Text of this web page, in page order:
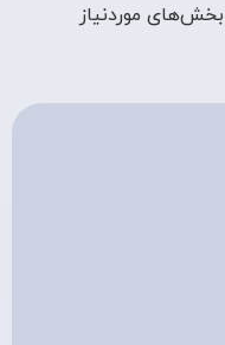
بخش‌های موردنیاز